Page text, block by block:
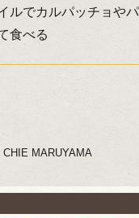
ルでカルパッチョや
食べる
MARUYAMA